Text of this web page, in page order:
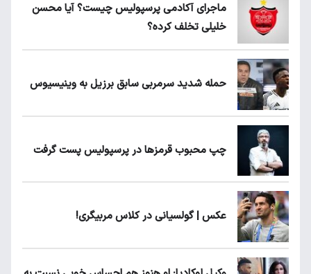
ماجرای آکادمی پرسپولیس چیست؟ آیا محسن
خلیلی تخلف کرده؟
حمله شدید سرمربی سابق برزیل به وینیسیوس
چپ محبوب قرمزها در پرسپولیس پست گرفت
عکس | گولسیانی در کلاس مربیگری!